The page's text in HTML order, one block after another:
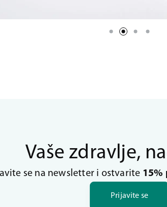
Vaše zdravlje,
se na newsletter i ostvarite 15%
Prijavite se